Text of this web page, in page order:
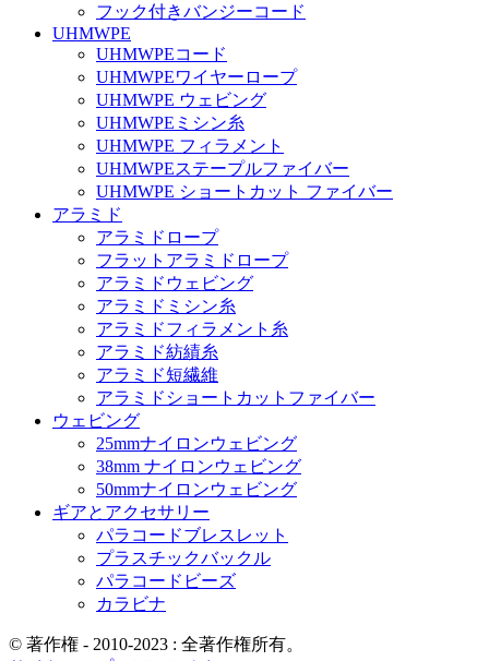
フック付きバンジーコード
UHMWPE
UHMWPEコード
UHMWPEワイヤーロープ
UHMWPE ウェビング
UHMWPEミシン糸
UHMWPE フィラメント
UHMWPEステープルファイバー
UHMWPE ショートカット ファイバー
アラミド
アラミドロープ
フラットアラミドロープ
アラミドウェビング
アラミドミシン糸
アラミドフィラメント糸
アラミド紡績糸
アラミド短繊維
アラミドショートカットファイバー
ウェビング
25mmナイロンウェビング
38mm ナイロンウェビング
50mmナイロンウェビング
ギアとアクセサリー
パラコードブレスレット
プラスチックバックル
パラコードビーズ
カラビナ
© 著作権 - 2010-2023 : 全著作権所有。